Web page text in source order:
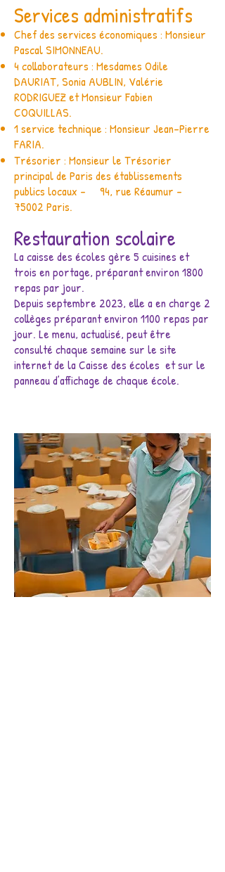
Services administratifs
Chef des services économiques : Monsieur
Pascal SIMONNEAU.
4 collaborateurs : Mesdames Odile
DAURIAT, Sonia AUBLIN, Valérie
RODRIGUEZ et Monsieur Fabien
COQUILLAS.
1 service technique : Monsieur Jean-Pierre
FARIA.
Trésorier : Monsieur le Trésorier
principal de Paris des établissements
publics locaux - 94, rue Réaumur -
75002 Paris.
Restauration scolaire
La caisse des écoles gère 5 cuisines et
trois en portage, préparant environ 1800
repas par jour.
Depuis septembre 2023, elle a en charge 2
collèges préparant environ 1100 repas par
jour. Le menu, actualisé, peut être
consulté chaque semaine sur le site
internet de la Caisse des écoles et sur le
panneau d’affichage de chaque école.